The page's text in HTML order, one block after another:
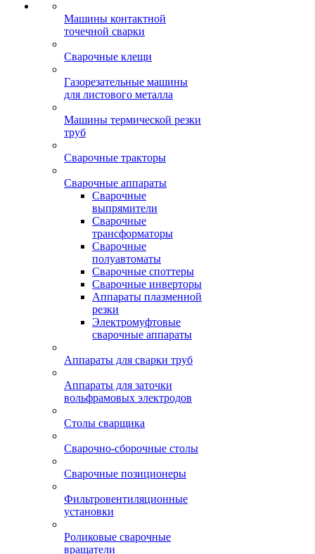
Машины контактной
точечной сварки
Сварочные клещи
Газорезательные машины
для листового металла
Машины термической резки
труб
Сварочные тракторы
Сварочные аппараты
Сварочные
выпрямители
Сварочные
трансформаторы
Сварочные
полуавтоматы
Сварочные споттеры
Сварочные инверторы
Аппараты плазменной
резки
Электромуфтовые
сварочные аппараты
Аппараты для сварки труб
Аппараты для заточки
вольфрамовых электродов
Столы сварщика
Сварочно-сборочные столы
Сварочные позиционеры
Фильтровентиляционные
установки
Роликовые сварочные
вращатели